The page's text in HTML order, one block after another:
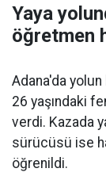
Yaya
öğretmen
Adana'da yolun
26 yaşındaki
verdi. Kazada
sürücüsü ise
öğrenildi.